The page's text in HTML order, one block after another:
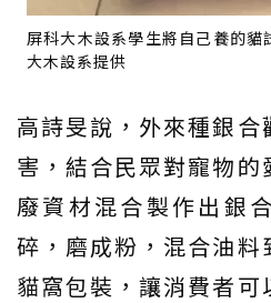
屏科大木設系學生將自己養的
大木設系提供
高詩旻說，外來種銀
害，結合民眾對寵物
廢資材混合製作出銀
碎，磨成粉，混合油
貓窩包裝，讓消費者